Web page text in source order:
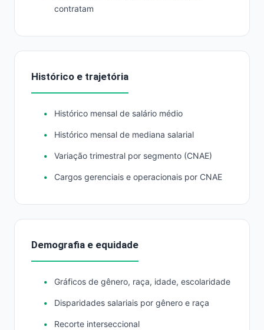
contratam
Histórico e trajetória
Histórico mensal de salário médio
Histórico mensal de mediana salarial
Variação trimestral por segmento (CNAE)
Cargos gerenciais e operacionais por CNAE
Demografia e equidade
Gráficos de gênero, raça, idade, escolaridade
Disparidades salariais por gênero e raça
Recorte interseccional